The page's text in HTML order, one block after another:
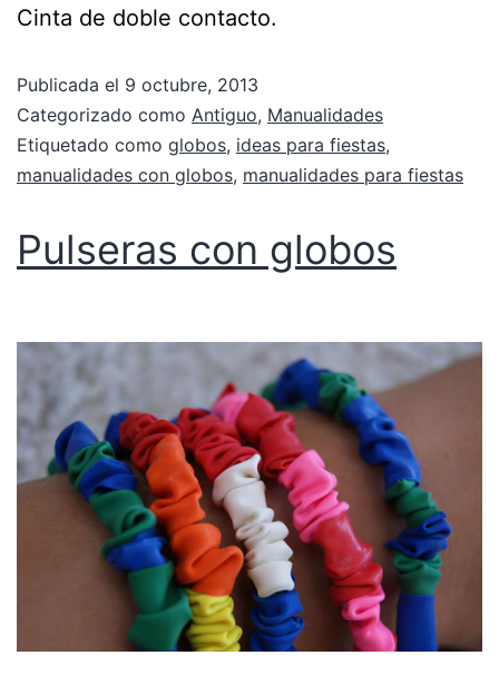
Cinta de doble contacto.
Publicada el 9 octubre, 2013
Categorizado como Antiguo, Manualidades
Etiquetado como globos, ideas para fiestas,
manualidades con globos, manualidades para fiestas
Pulseras con globos